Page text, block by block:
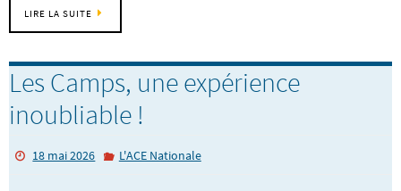
LIRE LA SUITE
Les Camps, une expérience
inoubliable !
18 mai 2026 L'ACE Nationale